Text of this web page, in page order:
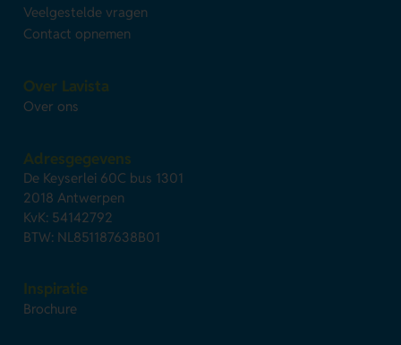
Veelgestelde vragen
Contact opnemen
Over Lavista
Over ons
Adresgegevens
De Keyserlei 60C bus 1301
2018 Antwerpen
KvK: 54142792
BTW: NL851187638B01
Inspiratie
Brochure